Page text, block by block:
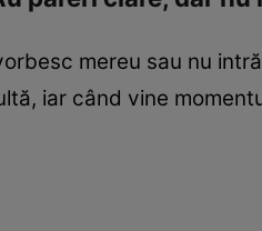
mereu sau nu
iar când vine